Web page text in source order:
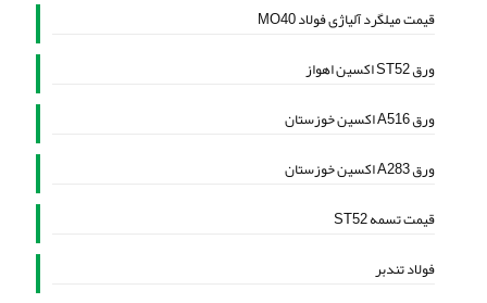
قیمت میلگرد آلیاژی فولاد MO40
ورق ST52 اکسین اهواز
ورق A516 اکسین خوزستان
ورق A283 اکسین خوزستان
قیمت تسمه ST52
فولاد تندبر